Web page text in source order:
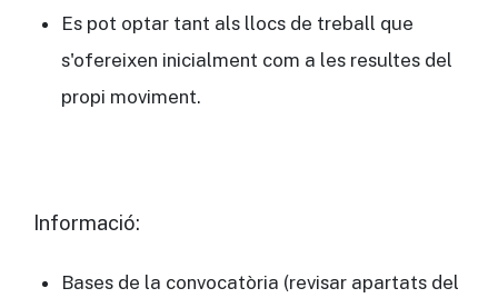
Es pot optar tant als llocs de treball que
s'ofereixen inicialment com a les resultes del
propi moviment.
Informació:
Bases de la convocatòria (revisar apartats del